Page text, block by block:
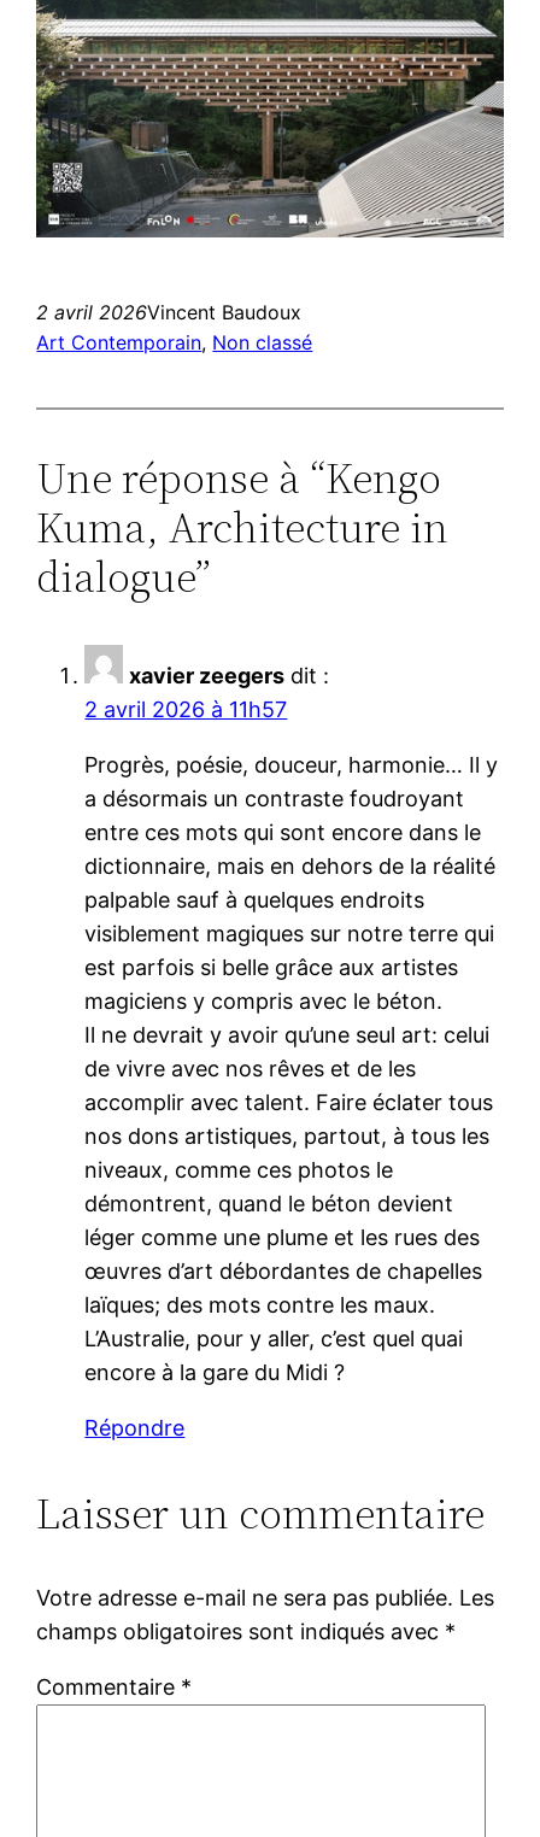
2 avril 2026Vincent Baudoux
Art Contemporain, Non classé
Une réponse à “Kengo
Kuma, Architecture in
dialogue”
xavier zeegers dit :
2 avril 2026 à 11h57
Progrès, poésie, douceur, harmonie… Il y
a désormais un contraste foudroyant
entre ces mots qui sont encore dans le
dictionnaire, mais en dehors de la réalité
palpable sauf à quelques endroits
visiblement magiques sur notre terre qui
est parfois si belle grâce aux artistes
magiciens y compris avec le béton.
Il ne devrait y avoir qu’une seul art: celui
de vivre avec nos rêves et de les
accomplir avec talent. Faire éclater tous
nos dons artistiques, partout, à tous les
niveaux, comme ces photos le
démontrent, quand le béton devient
léger comme une plume et les rues des
œuvres d’art débordantes de chapelles
laïques; des mots contre les maux.
L’Australie, pour y aller, c’est quel quai
encore à la gare du Midi ?
Répondre
Laisser un commentaire
Votre adresse e-mail ne sera pas publiée. Les
champs obligatoires sont indiqués avec *
Commentaire *